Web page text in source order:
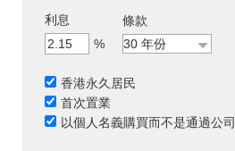
利息
%
條款
香港永久居民
首次置業
以個人名義購買而不是通過公司